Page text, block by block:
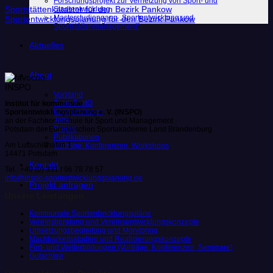
Stadtentwicklung
Masterstudiengang „Sportentwicklung und
Sportstättenmanagement“
Aktuelles
About
Vorstand
Team PartG
Kooperationen
Jobs
Presse
Publikationen
Vorträge, Konferenzen, Workshops
Kontakt
Projekt anfragen
Sportstättenkataster für den Bezirk Pankow
Sportentwicklungsplanung für den Bezirk Pankow
Institut für kommunale
Sportentwicklungsplanung e. V. (INSPO)
an der Fachhochschule für Sport und Management
Potsdam der Europäischen Sportakademie Land Brandenburg
Am Luftschiffhafen 1
14471 Potsdam
Tel.: +49 (0) 331 / 96 78 78 57
info@inspo-sportentwicklungsplanung.de
Kommunale Sportentwicklungspläne
Vereinsberatung und Vereinsentwicklungskonzepte
Umsetzungsbegleitung und Monitoring
Machbarkeitsstudien und Realisierungskonzepte
Fort- und Weiterbildungen (Vorträge, Konferenzen, Seminare)
Gutachten